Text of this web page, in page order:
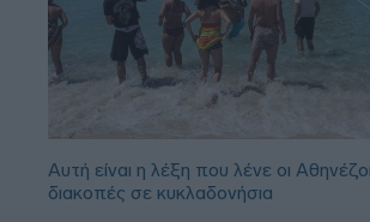
Αυτή είναι η λέξη που λένε οι
διακοπές σε κυκλαδονήσια